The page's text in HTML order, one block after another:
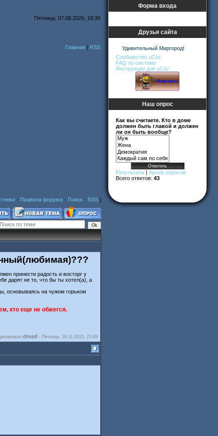
Пятница, 07.08.2026, 18:39
Главная | RSS
· Правила форума · Поиск · RSS ]
принести радость и восторг у
дарят не то, что бы ты хотел(а), а
основываясь на чужом горьком
кто еще не обжегся.
dread - Пятница, 19.11.2010, 23:49
Форма входа
Друзья сайта
Удивительный Миргород!
Сообщество uCoz
FAQ по системе
Инструкции для uCoz
Наш опрос
Как вы считаете. Кто в доме
должен быть главой и должен
ли он быть вообще?
Результаты | Архив опросов
Всего ответов: 43